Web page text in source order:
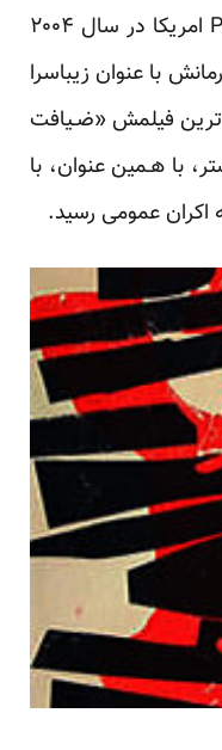
بخش ویژه داستان‌ جایزه ادبی PEP امریکا در سال ۲۰۰۴
با عنوان زیباسرا
جدیدترین فیلمش «ضـیافت
با هـمین عنوان، با
عمومی رسید.